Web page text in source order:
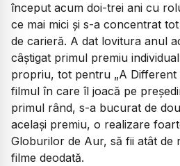
început acum doi-trei ani cu
ce mai mici și s-a concentrat
de carieră. A dat lovitura anul
câștigat primul premiu
propriu, tot pentru „A Different
filmul în care îl joacă pe
primul rând, s-a bucurat de
același premiu, o realizare
Globurilor de Aur, să fii atât de
filme deodată.